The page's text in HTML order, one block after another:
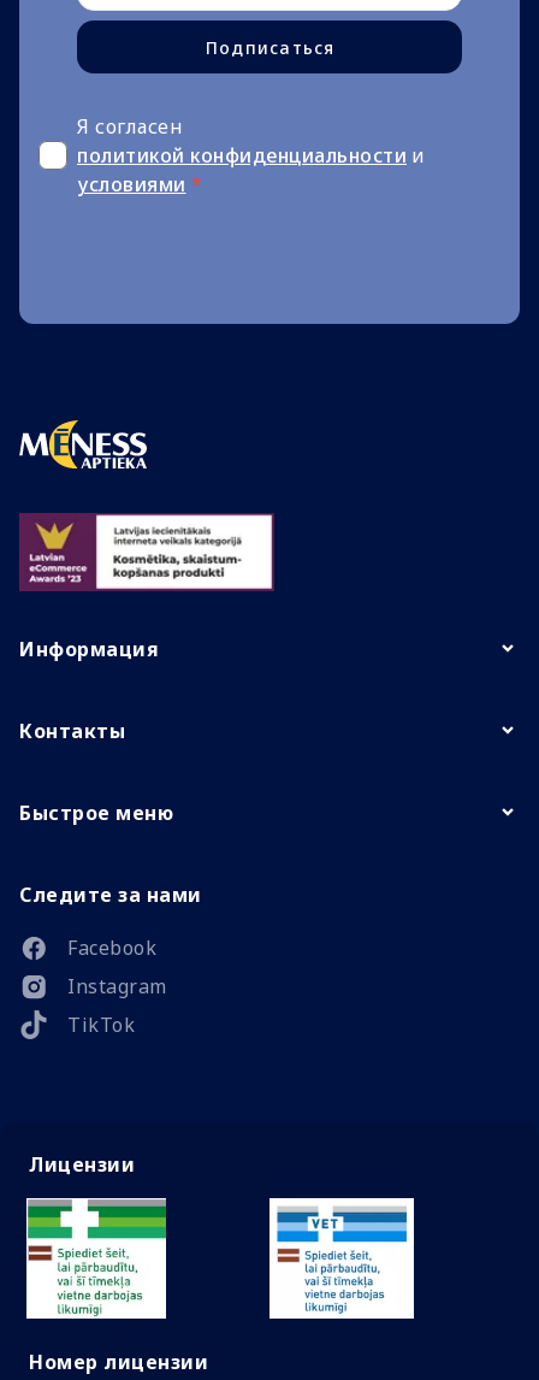
Подписаться
Я согласен
политикой конфиденциальности и
условиями *
Информация
Контакты
Быстрое меню
Следите за нами
Facebook
Instagram
TikTok
Лицензии
Номер лицензии